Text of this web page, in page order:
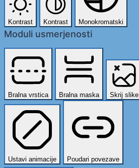
Kontrast Kontrast Monokromatski
Moduli usmerjenosti
Bralna vrstica Bralna maska Skrij slike
Ustavi animacije
Poudari povezave